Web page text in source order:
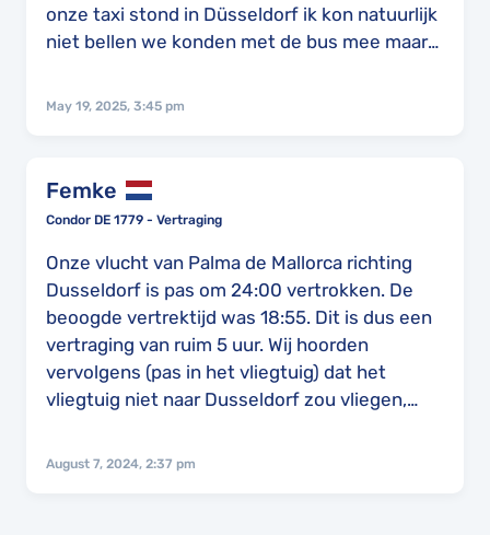
ontvangen in het Hotel.
onze taxi stond in Düsseldorf ik kon natuurlijk
niet bellen we konden met de bus mee maar
dus toen wij landen heb ik de taxi gebeld en
we hebben een rolstoel gehad omdat mijn
vrouw slecht ter been is ze zit normaal niet in
een rolstoel maar met vliegen moet dat
omdat ze zover niet kan lopen ivm artrose
May 19, 2025, 3:45 pm
Femke
Condor DE 1779 - Vertraging
Onze vlucht van Palma de Mallorca richting
Dusseldorf is pas om 24:00 vertrokken. De
beoogde vertrektijd was 18:55. Dit is dus een
vertraging van ruim 5 uur. Wij hoorden
vervolgens (pas in het vliegtuig) dat het
vliegtuig niet naar Dusseldorf zou vliegen,
het nog 1,5 uur rijden naar Dusseldorf. Onze
August 7, 2024, 2:37 pm